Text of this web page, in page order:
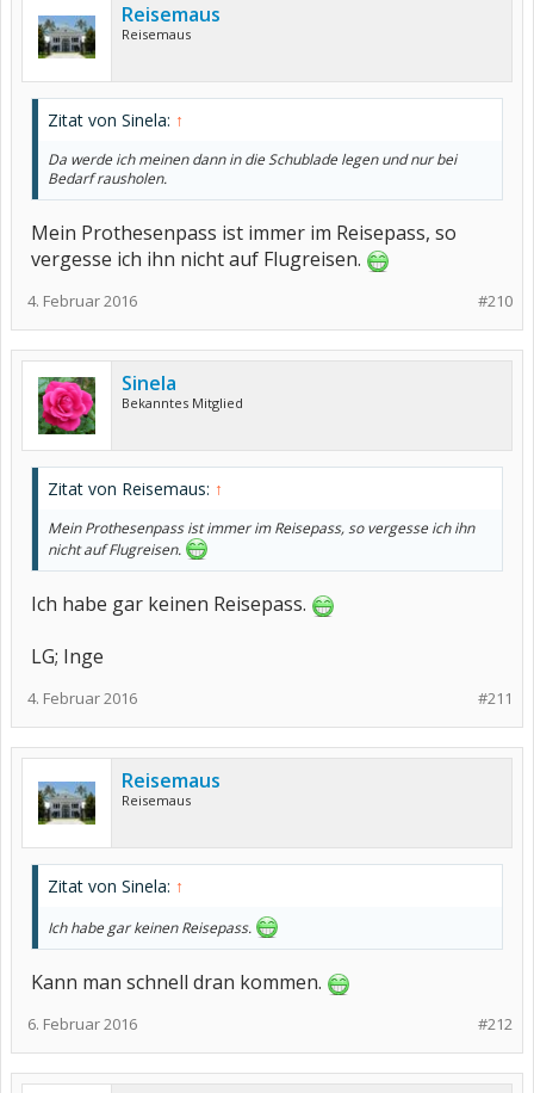
Reisemaus
Reisemaus
Zitat von Sinela: ↑
Da werde ich meinen dann in die Schublade legen und nur bei
Bedarf rausholen.
Mein Prothesenpass ist immer im Reisepass, so
vergesse ich ihn nicht auf Flugreisen.
#210
4. Februar 2016
Sinela
Bekanntes Mitglied
Zitat von Reisemaus: ↑
Mein Prothesenpass ist immer im Reisepass, so vergesse ich ihn
nicht auf Flugreisen.
Ich habe gar keinen Reisepass.
LG; Inge
#211
4. Februar 2016
Reisemaus
Reisemaus
Zitat von Sinela: ↑
Ich habe gar keinen Reisepass.
Kann man schnell dran kommen.
#212
6. Februar 2016